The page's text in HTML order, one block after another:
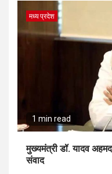
मध्य प्रदेश
1 min read
मुख्यमंत्री डॉ. यादव
संवाद